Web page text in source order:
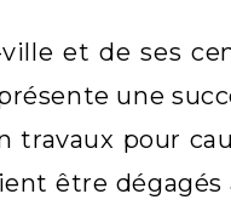
et de ses
une
pour
être